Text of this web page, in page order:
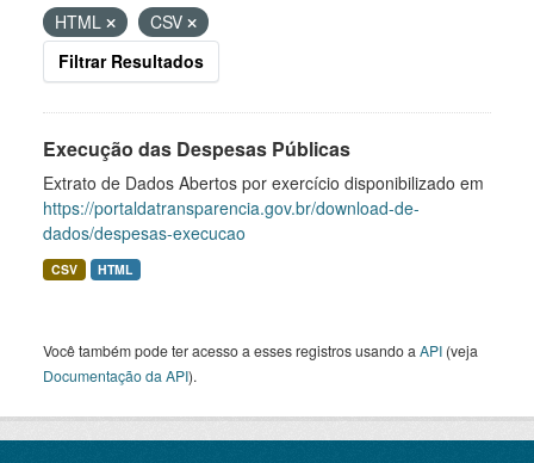
HTML
CSV
Filtrar Resultados
Execução das Despesas Públicas
Extrato de Dados Abertos por exercício disponibilizado em
https://portaldatransparencia.gov.br/download-de-
dados/despesas-execucao
CSV HTML
Você também pode ter acesso a esses registros usando a API (veja
Documentação da API).